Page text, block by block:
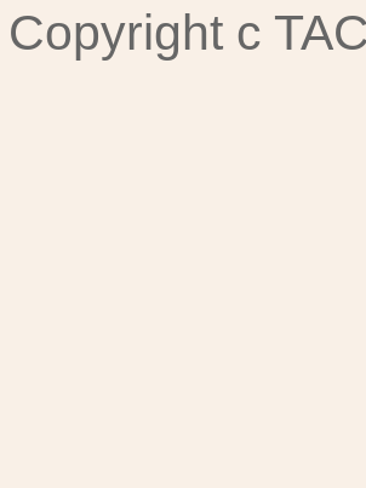
Copyright c